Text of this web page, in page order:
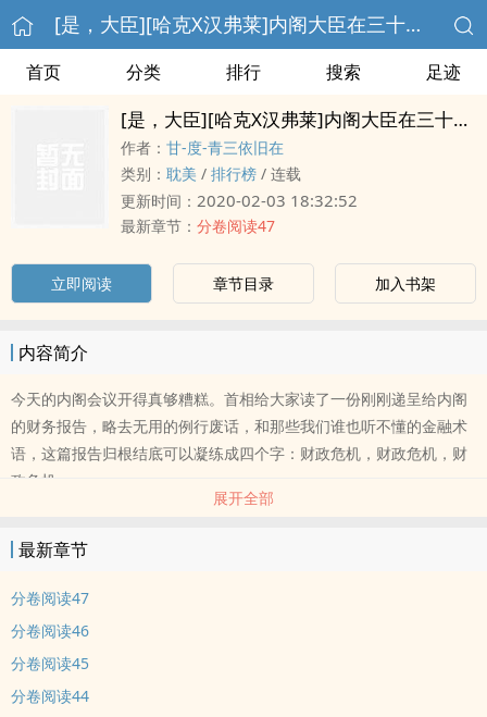
[是，大臣][哈克X汉弗莱]内阁大臣在三十年后的日记
首页 分类 排行 搜索 足迹
[是，大臣][哈克X汉弗莱]内阁大臣在三十年后的日记
作者： 甘-度-青三依旧在
类别： 耽美 / 排行榜 / 连载
更新时间： 2020-02-03 18:32:52
最新章节： 分卷阅读47
立即阅读 章节目录 加入书架
内容简介
今天的内阁会议开得真够糟糕。首相给大家读了一份刚刚递呈给内阁
的财务报告，略去无用的例行废话，和那些我们谁也听不懂的金融术
语，这篇报告归根结底可以凝练成四个字：财政危机，财政危机，财
政危机。
展开全部
最新章节
分卷阅读47
分卷阅读46
分卷阅读45
分卷阅读44